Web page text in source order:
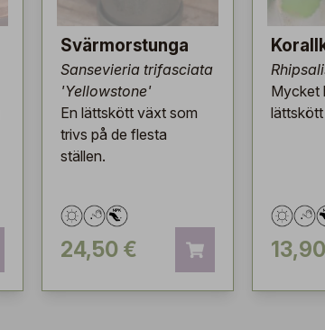
Svärmorstunga
Sansevieria trifasciata
'Yellowstone'
En lättskött växt som
trivs på de flesta
ställen.
24,50 €
Mycket